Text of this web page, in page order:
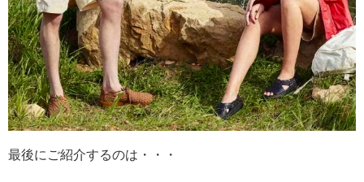
最後にご紹介するのは・・・